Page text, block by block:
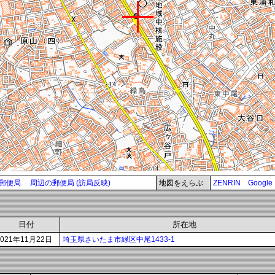
便局 周辺の郵便局 (訪局反映) 地図をえらぶ ZENRIN Google
日付 所在地
年11月22日 埼玉県さいたま市緑区中尾1433-1